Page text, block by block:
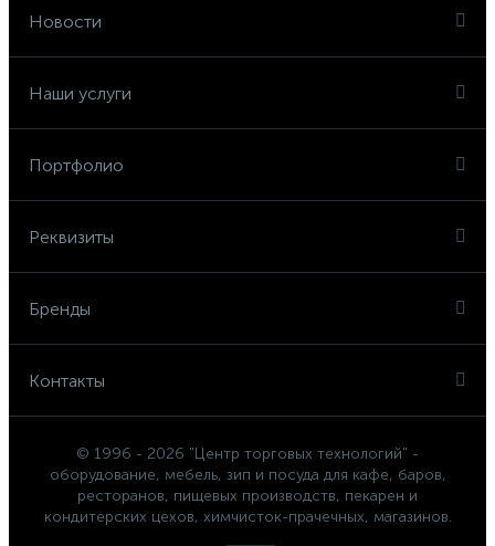
Новости
Наши услуги
Портфолио
Реквизиты
Бренды
Контакты
© 1996 - 2026 "Центр торговых технологий" -
оборудование, мебель, зип и посуда для кафе, баров,
ресторанов, пищевых производств, пекарен и
кондитерских цехов, химчисток-прачечных, магазинов.